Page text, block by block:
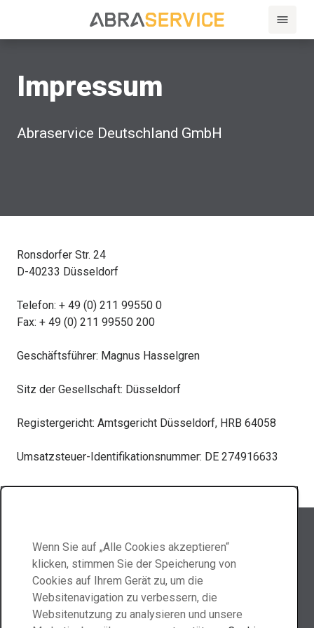
Impressum
Abraservice Deutschland GmbH
Ronsdorfer Str. 24
D-40233 Düsseldorf
Telefon: + 49 (0) 211 99550 0
Fax: + 49 (0) 211 99550 200
Geschäftsführer: Magnus Hasselgren
Sitz der Gesellschaft: Düsseldorf
Registergericht: Amtsgericht Düsseldorf, HRB 64058
Umsatzsteuer-Identifikationsnummer: DE 274916633
Kontaktieren Sie uns
Wenn Sie auf „Alle Cookies akzeptieren“
klicken, stimmen Sie der Speicherung von
Cookies auf Ihrem Gerät zu, um die
Websitenavigation zu verbessern, die
Websitenutzung zu analysieren und unsere